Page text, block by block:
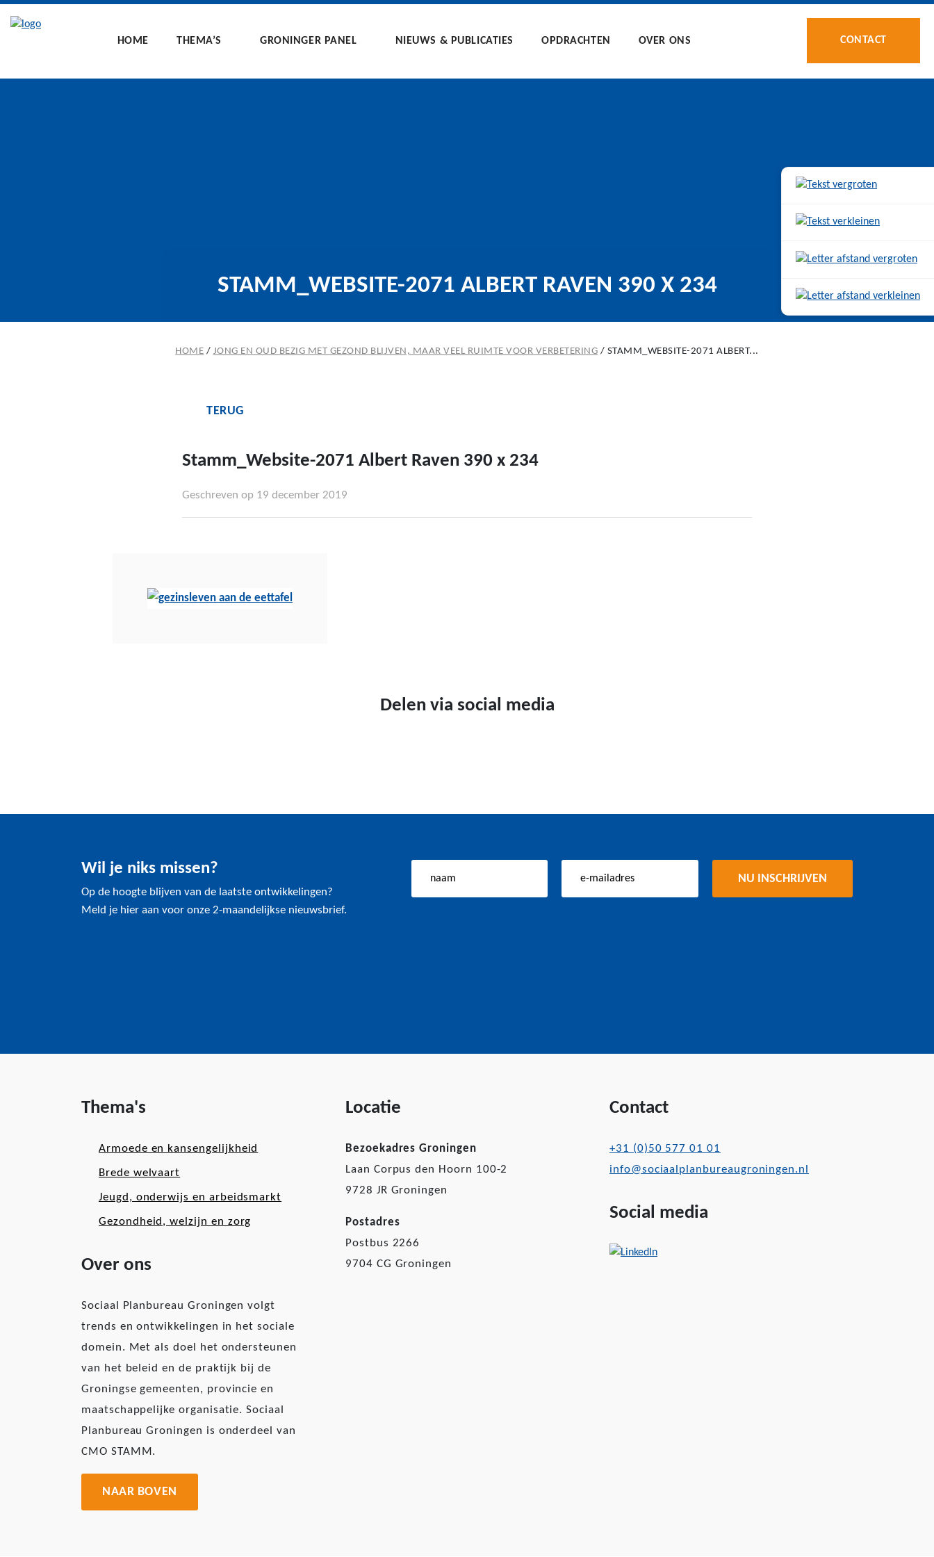
CONTACT
HOME THEMA’S GRONINGER PANEL NIEUWS & PUBLICATIES OPDRACHTEN OVER ONS
STAMM_WEBSITE-2071 ALBERT RAVEN 390 X 234
HOME / JONG EN OUD BEZIG MET GEZOND BLIJVEN, MAAR VEEL RUIMTE VOOR VERBETERING / STAMM_WEBSITE-2071 ALBERT...
TERUG
Stamm_Website-2071 Albert Raven 390 x 234
Geschreven op 19 december 2019
Delen via social media
Wil je niks missen?
Op de hoogte blijven van de laatste ontwikkelingen?
Meld je hier aan voor onze 2-maandelijkse nieuwsbrief.
Thema's
Armoede en kansengelijkheid
Brede welvaart
Jeugd, onderwijs en arbeidsmarkt
Gezondheid, welzijn en zorg
Over ons
Sociaal Planbureau Groningen volgt
trends en ontwikkelingen in het sociale
domein. Met als doel het ondersteunen
van het beleid en de praktijk bij de
Groningse gemeenten, provincie en
maatschappelijke organisatie. Sociaal
Planbureau Groningen is onderdeel van
CMO STAMM.
NAAR BOVEN
Locatie
Bezoekadres Groningen
Laan Corpus den Hoorn 100-2
9728 JR Groningen
Postadres
Postbus 2266
9704 CG Groningen
Contact
+31 (0)50 577 01 01
info@sociaalplanbureaugroningen.nl
Social media